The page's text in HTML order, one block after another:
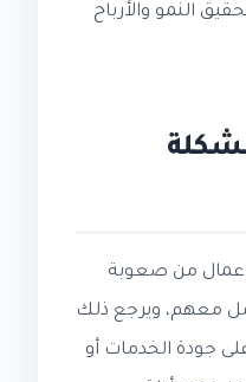
النمو والأرباح
من صعوبة
معهم، ويرجع ذلك
جودة الخدمات أو